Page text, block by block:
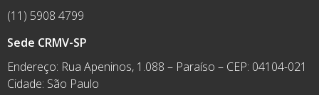
(11) 5908 4799
Sede CRMV-SP
Endereço: Rua Apeninos, 1.088 – Paraíso – CEP: 04104-021
Cidade: São Paulo